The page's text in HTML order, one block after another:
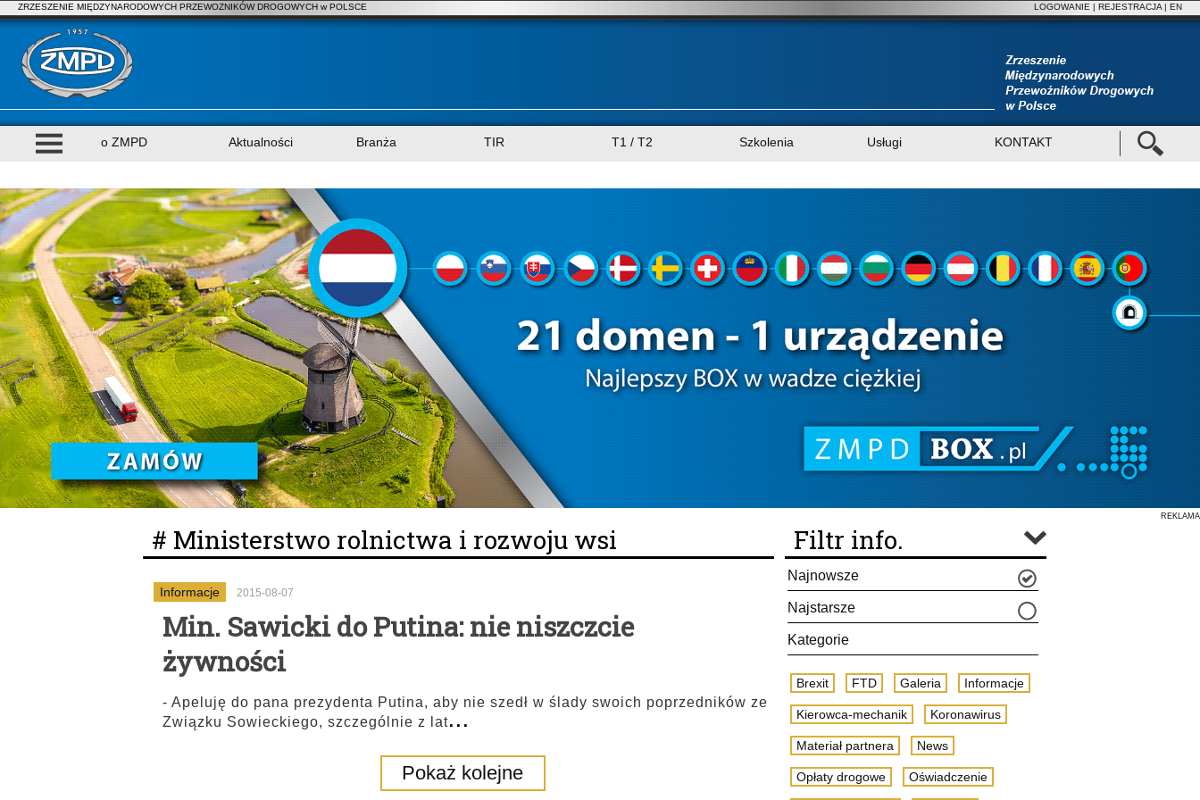
ZRZESZENIE MIĘDZYNARODOWYCH PRZEWOZNIKÓW DROGOWYCH w POLSCE LOGOWANIE | REJESTRACJA | EN
o ZMPD Aktualności Branża TIR T1 / T2 Szkolenia Usługi KONTAKT
REKLAMA
# Ministerstwo rolnictwa i rozwoju wsi
Informacje 2015-08-07
Min. Sawicki do Putina: nie niszczcie
żywności
- Apeluję do pana prezydenta Putina, aby nie szedł w ślady swoich poprzedników ze
Związku Sowieckiego, szczególnie z lat...
Pokaż kolejne
Filtr info.
Najnowsze
Najstarsze
Kategorie
Brexit FTD Galeria Informacje
Kierowca-mechanik Koronawirus
Materiał partnera News
Opłaty drogowe Oświadczenie